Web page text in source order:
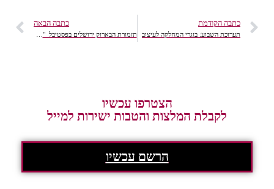
כתבה הקודמת
תערוכת השבוע: בוגרי המחלקה לעיצוב
כתבה הבאה
תזמורת הבארוק ירושלים בפסטיבל "פנטזיה קולית"
הצטרפו עכשיו
לקבלת המלצות והטבות ישירות למייל
הרשם עכשיו